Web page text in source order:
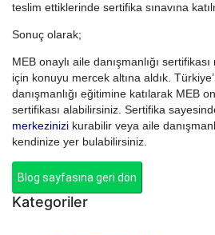
teslim ettiklerinde sertifika sınavına
Sonuç olarak;
MEB onaylı aile danışmanlığı
için konuyu mercek altına aldık.
danışmanlığı eğitimine katılarak MEB
sertifikası alabilirsiniz. Sertifika
merkezinizi kurabilir veya aile
kendinize yer bulabilirsiniz.
Blog sayfasına geri dön
Kategoriler